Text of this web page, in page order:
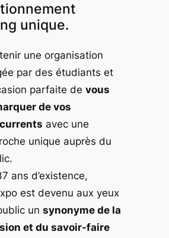
unique.
une organisation
par des étudiants et
parfaite de vous
de vos
avec une
unique auprès du
ans d’existence,
est devenu aux yeux
un synonyme de la
et du savoir-faire